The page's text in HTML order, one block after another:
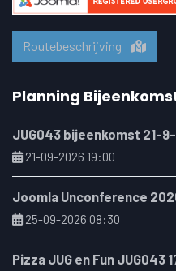
Routebeschrijving
Planning
JUG043 bijeenkomst 21-9-
21-09-2026 19:00
Joomla Unconference
25-09-2026 08:30
Pizza JUG en Fun JUG043